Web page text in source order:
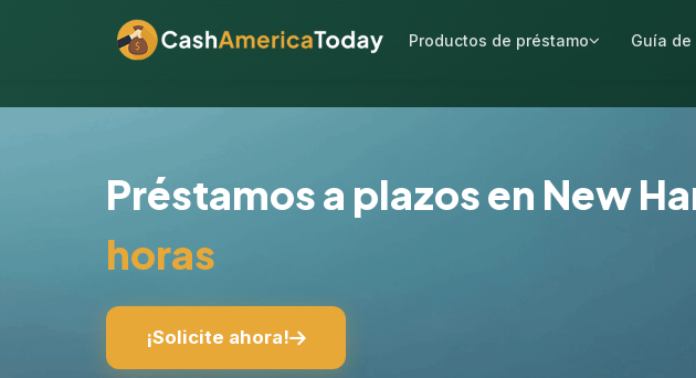
Productos de préstamo Guía
Préstamos a plazos en New
horas
¡Solicite ahora!